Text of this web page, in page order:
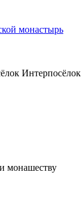
монастырь
Интерпосёлок
монашеству